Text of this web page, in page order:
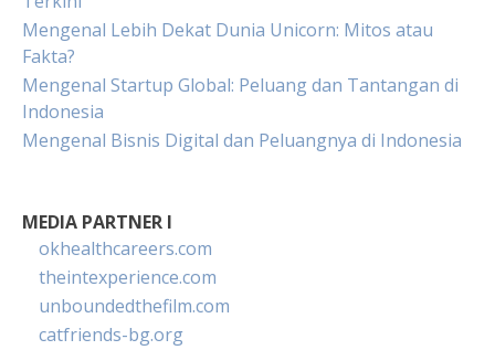
Mengenal Lebih Dekat Dunia Unicorn: Mitos atau
Fakta?
Mengenal Startup Global: Peluang dan Tantangan di
Indonesia
Mengenal Bisnis Digital dan Peluangnya di Indonesia
MEDIA PARTNER I
okhealthcareers.com
theintexperience.com
unboundedthefilm.com
catfriends-bg.org